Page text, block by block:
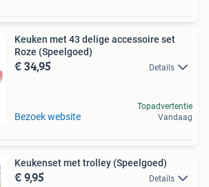
Keuken met 43 delige accessoire set
Roze (Speelgoed)
€ 34,95 Details
Bezoek website
Topadvertentie
Vandaag
Keukenset met trolley (Speelgoed)
€ 9,95 Details